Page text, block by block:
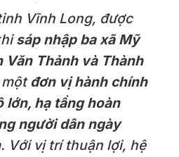
Vĩnh Long, được
sáp nhập ba xã Mỹ
Văn Thảnh và Thành
đơn vị hành chính
lớn, hạ tầng hoàn
người dân ngày
. Với vị trí thuận lợi, hệ